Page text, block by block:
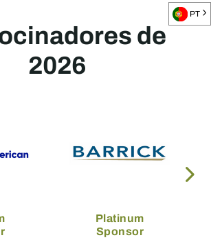
de
2026
Platinum
Sponsor
PT